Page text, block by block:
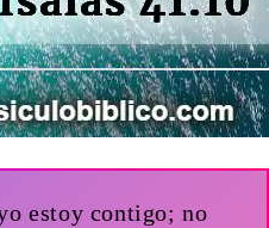
estoy contigo; no